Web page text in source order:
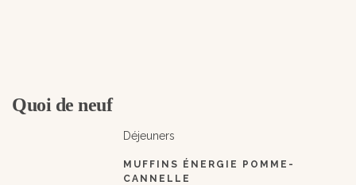
Quoi de neuf
Déjeuners
MUFFINS ÉNERGIE POMME-
CANNELLE